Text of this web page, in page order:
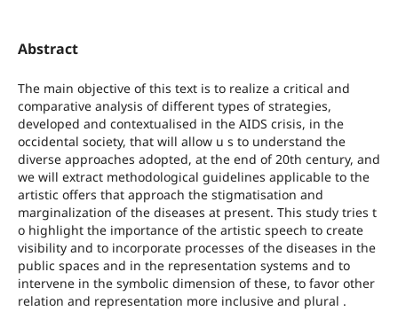
Abstract
The main objective of this text is to realize a critical and
comparative analysis of different types of strategies,
developed and contextualised in the AIDS crisis, in the
occidental society, that will allow u s to understand the
diverse approaches adopted, at the end of 20th century, and
we will extract methodological guidelines applicable to the
artistic offers that approach the stigmatisation and
marginalization of the diseases at present. This study tries t
o highlight the importance of the artistic speech to create
visibility and to incorporate processes of the diseases in the
public spaces and in the representation systems and to
intervene in the symbolic dimension of these, to favor other
relation and representation more inclusive and plural .